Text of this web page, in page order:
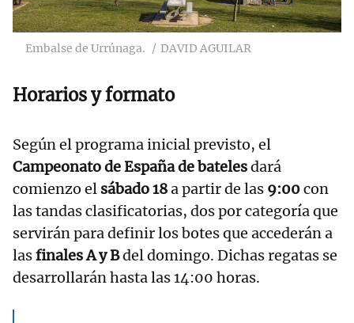
Embalse de Urrúnaga. DAVID AGUILAR
Horarios y formato
Según el programa inicial previsto, el
Campeonato de España de batelesdará
comienzo el sábado 18a partir de las 9:00con
las tandas clasificatorias, dos por categoría que
servirán para definir los botes que accederán a
lasfinales A y Bdel domingo. Dichas regatas se
desarrollarán hasta las 14:00 horas.